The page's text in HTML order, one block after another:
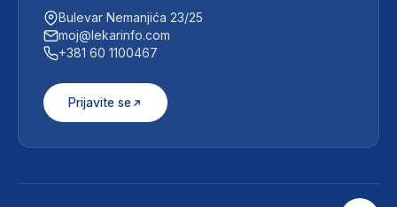
Bulevar Nemanjića 23/25
moj@lekarinfo.com
+381 60 1100467
Prijavite se